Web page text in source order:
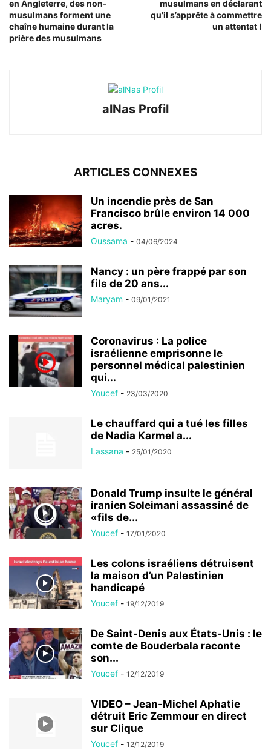
en Angleterre, des non-
musulmans forment une
chaîne humaine durant la
prière des musulmans
musulmans en déclarant
qu’il s’apprête à commettre
un attentat !
alNas Profil
ARTICLES CONNEXES
Un incendie près de San
Francisco brûle environ 14 000
acres.
Oussama - 04/06/2024
Nancy : un père frappé par son
fils de 20 ans...
Maryam - 09/01/2021
Coronavirus : La police
israélienne emprisonne le
personnel médical palestinien
qui...
Youcef - 23/03/2020
Le chauffard qui a tué les filles
de Nadia Karmel a...
Lassana - 25/01/2020
Donald Trump insulte le général
iranien Soleimani assassiné de
«fils de...
Youcef - 17/01/2020
Les colons israéliens détruisent
la maison d’un Palestinien
handicapé
Youcef - 19/12/2019
De Saint-Denis aux États-Unis : le
comte de Bouderbala raconte
son...
Youcef - 12/12/2019
VIDEO – Jean-Michel Aphatie
détruit Eric Zemmour en direct
sur Clique
Youcef - 12/12/2019